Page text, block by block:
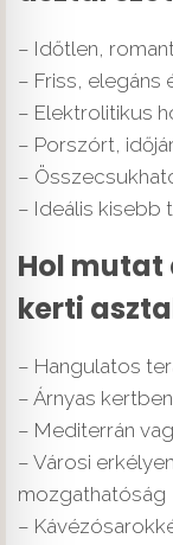
– Időtlen,
– Friss, elegáns
– Elektrolitikus
– Porszórt,
–
– Ideális kisebb
Hol mutat
kerti
– Hangulatos
– Árnyas
– Mediterrán
– Városi
mozgathatóság
–